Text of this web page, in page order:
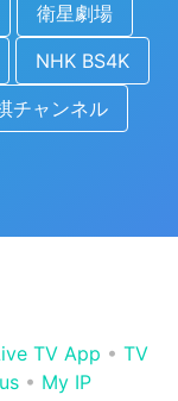
衛星劇場
NHK BS4K
チャンネル
TV App • TV
• My IP